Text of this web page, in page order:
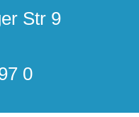
Str 9
0